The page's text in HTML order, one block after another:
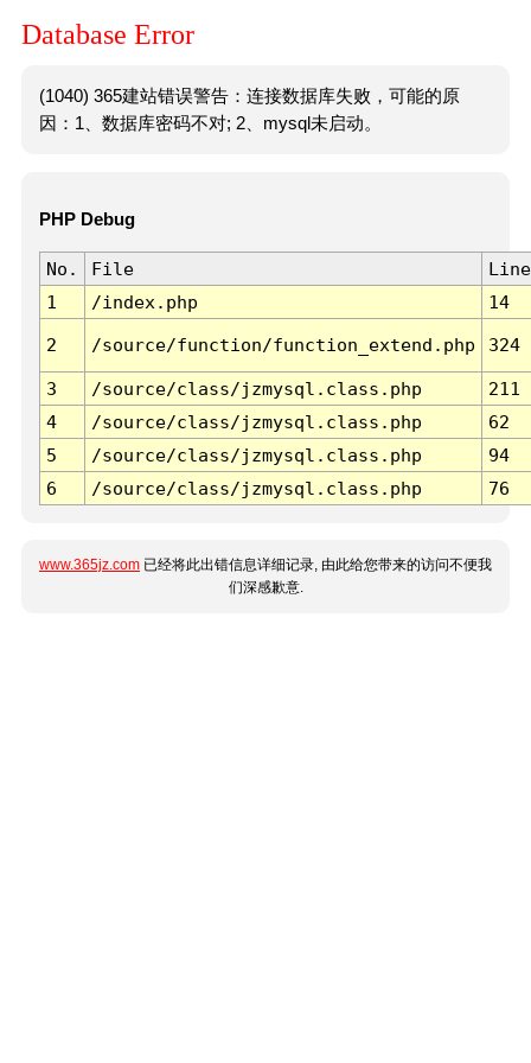
Database Error
(1040) 365建站错误警告：连接数据库失败，可能的原
因：1、数据库密码不对; 2、mysql未启动。
PHP Debug
No. File
Line
1
/index.php 14
2 /source/function/function_extend.php 324
3 /source/class/jzmysql.class.php
211
4
/source/class/jzmysql.class.php
62
5
/source/class/jzmysql.class.php
94
6
/source/class/jzmysql.class.php 76
www.365jz.com 已经将此出错信息详细记录, 由此给您带来的访问不便我
们深感歉意.